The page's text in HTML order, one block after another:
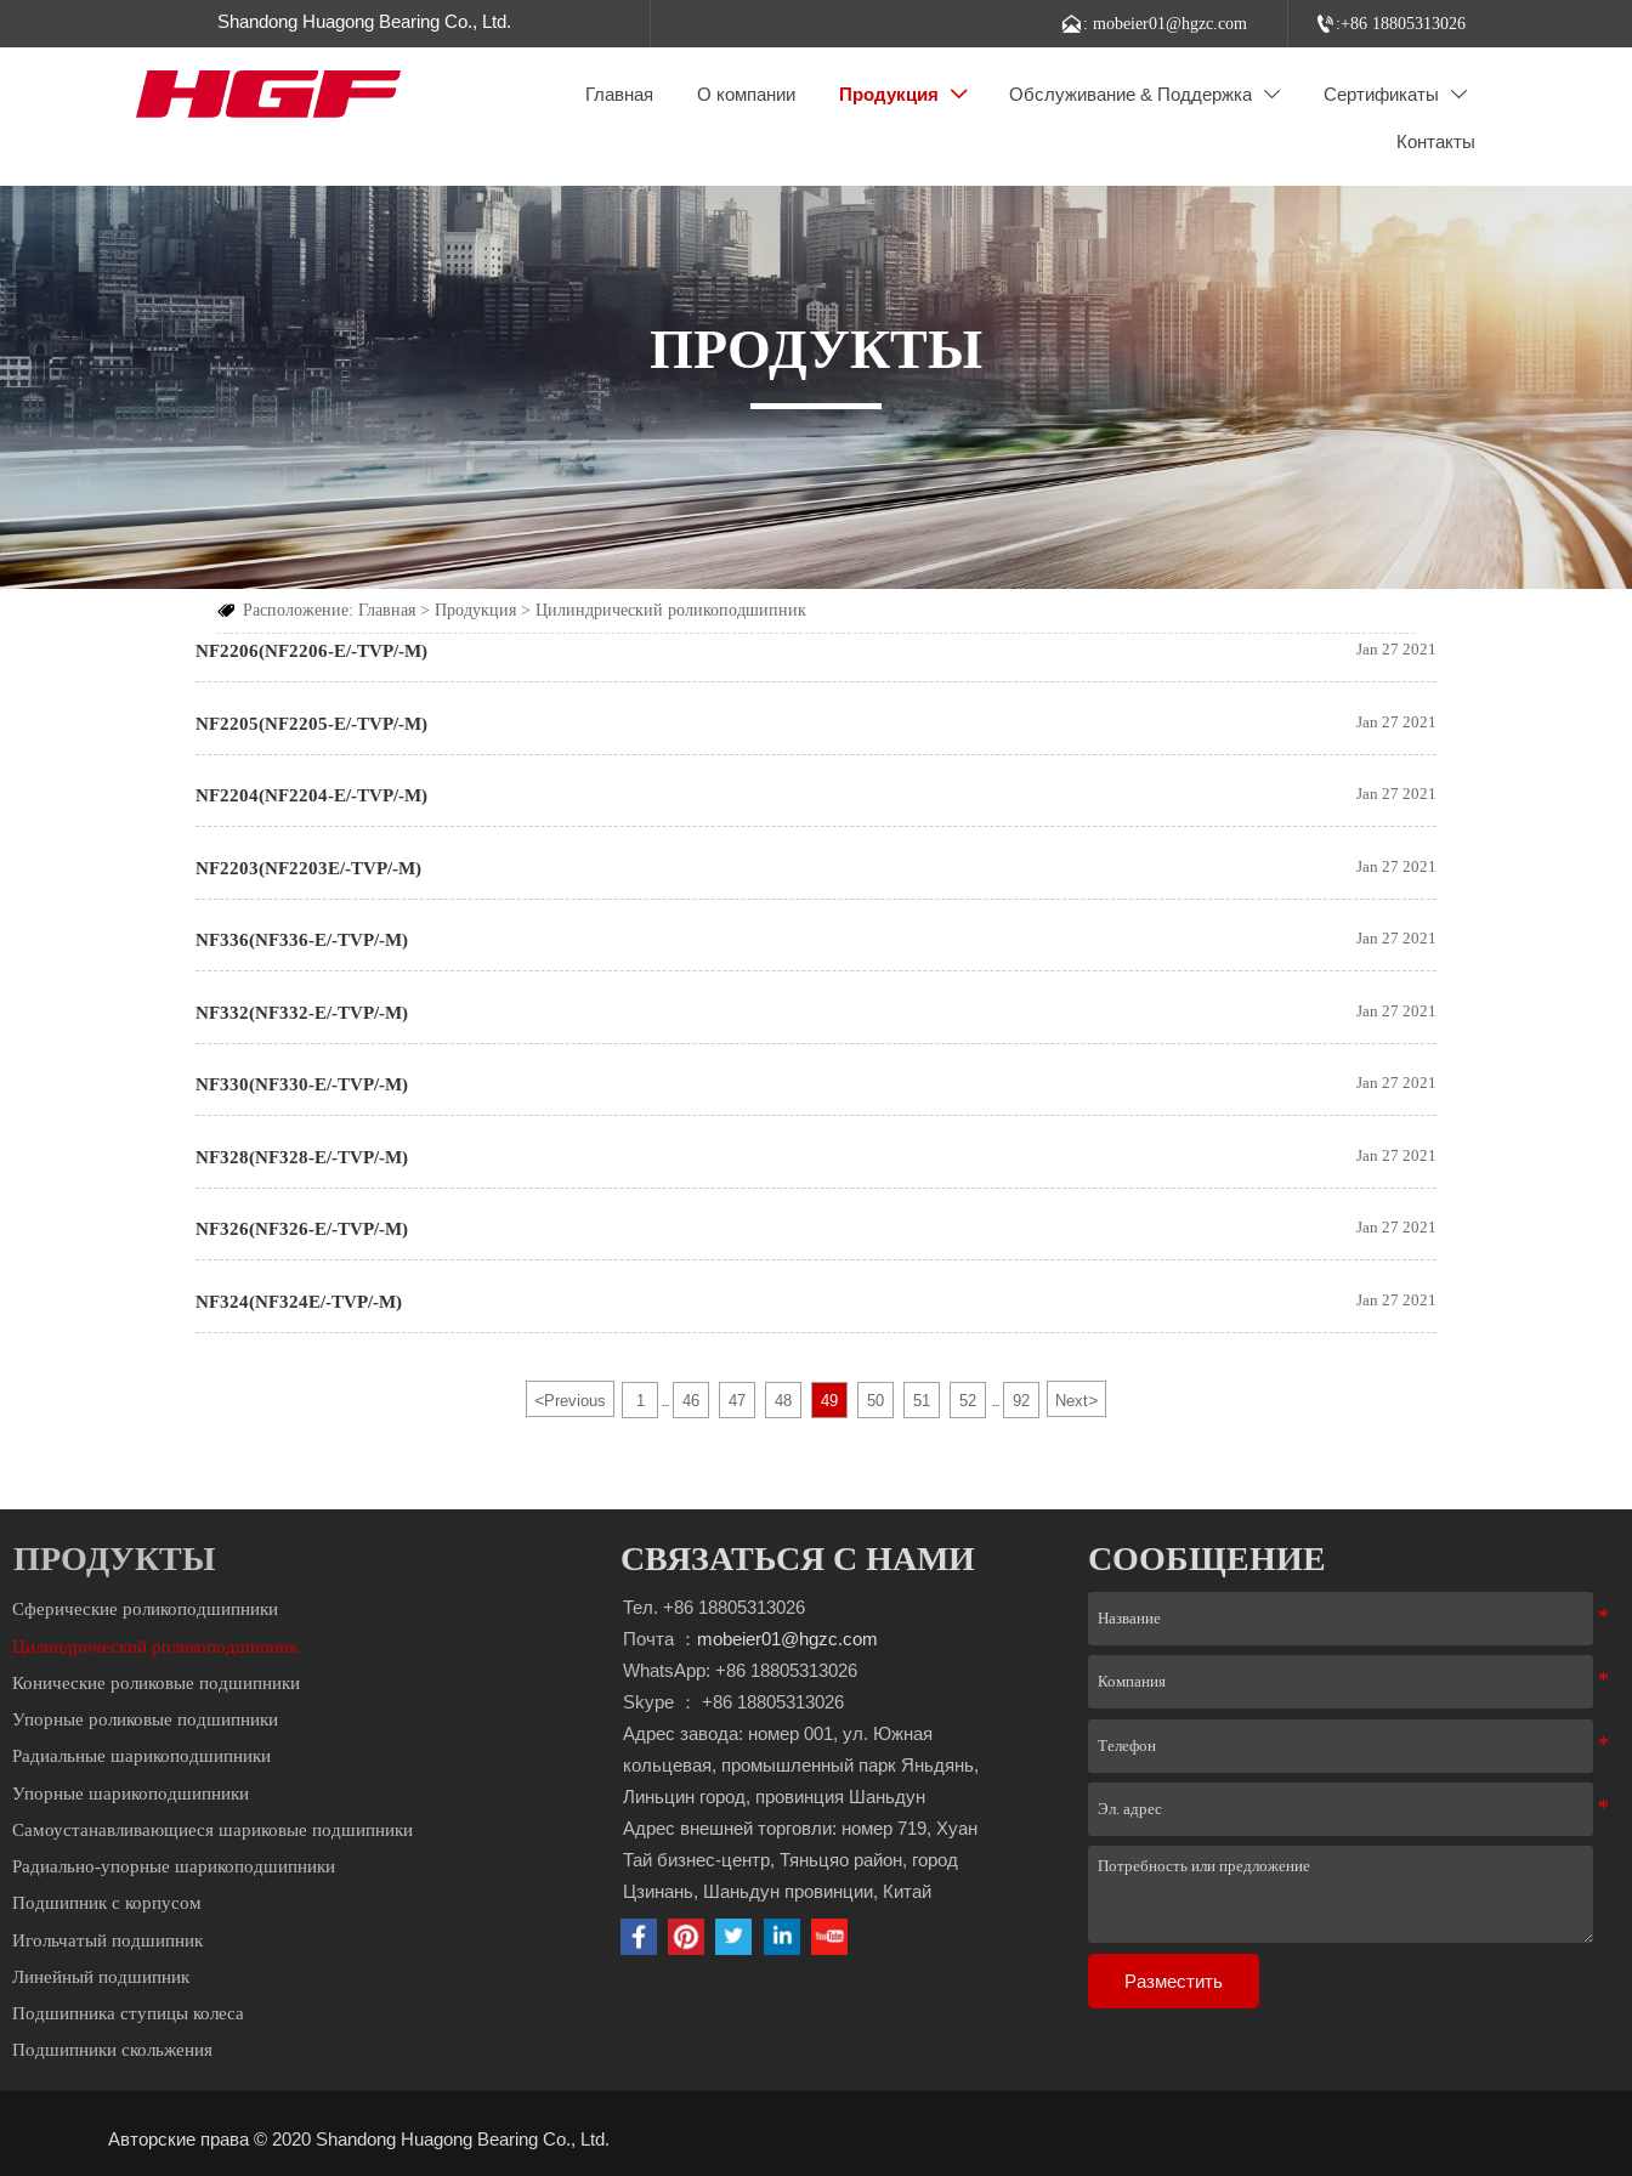
Shandong Huagong Bearing Co., Ltd. : mobeier01@hgzc.com :+86 18805313026
Главная О компании Продукция  Обслуживание & Поддержка  Сертификаты 
Контакты
ПРОДУКТЫ
 Расположение:Главная >Продукция >Цилиндрический роликоподшипник
NF2206(NF2206-E/-TVP/-M) Jan 27 2021
NF2205(NF2205-E/-TVP/-M) Jan 27 2021
NF2204(NF2204-E/-TVP/-M) Jan 27 2021
NF2203(NF2203E/-TVP/-M) Jan 27 2021
NF336(NF336-E/-TVP/-M) Jan 27 2021
NF332(NF332-E/-TVP/-M) Jan 27 2021
NF330(NF330-E/-TVP/-M) Jan 27 2021
NF328(NF328-E/-TVP/-M) Jan 27 2021
NF326(NF326-E/-TVP/-M) Jan 27 2021
NF324(NF324E/-TVP/-M) Jan 27 2021
<Previous 1 ... 46 47 48 49 50 51 52 ... 92 Next>
ПРОДУКТЫ
Сферические роликоподшипники
Цилиндрический роликоподшипник
Конические роликовые подшипники
Упорные роликовые подшипники
Радиальные шарикоподшипники
Упорные шарикоподшипники
Cамоустанавливающиеся шариковые подшипники
Радиально-упорные шарикоподшипники
Подшипник с корпусом
Игольчатый подшипник
Линейный подшипник
Подшипника ступицы колеса
Подшипники скольжения
СВЯЗАТЬСЯ С НАМИ
Тел. +86 18805313026
Почта ： mobeier01@hgzc.com
WhatsApp: +86 18805313026
Skype ： +86 18805313026
Адрес завода: номер 001, ул. Южная
кольцевая, промышленный парк Яньдянь,
Линьцин город, провинция Шаньдун
Адрес внешней торговли: номер 719, Хуан
Тай бизнес-центр, Тяньцяо район, город
Цзинань, Шаньдун провинции, Китай
СООБЩЕНИЕ
Разместить
Авторские права © 2020 Shandong Huagong Bearing Co., Ltd.